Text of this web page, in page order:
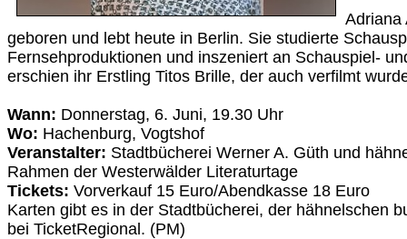
Adriana
geboren und lebt heute in Berlin. Sie studierte
Fernsehproduktionen und inszeniert an Schauspiel-
erschien ihr Erstling Titos Brille, der auch verfilmt
Wann: Donnerstag, 6. Juni, 19.30 Uhr
Wo: Hachenburg, Vogtshof
Veranstalter: Stadtbücherei Werner A. Güth und
Rahmen der Westerwälder Literaturtage
Tickets: Vorverkauf 15 Euro/Abendkasse 18 Euro
Karten gibt es in der Stadtbücherei, der hähnelschen
bei TicketRegional. (PM)